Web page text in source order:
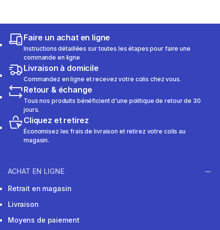
Faire un achat en ligne
Instructions détaillées sur toutes les étapes pour faire une
commande en ligne
Livraison à domicile
Commandez en ligne et recevez votre colis chez vous.
Retour & échange
Tous nos produits bénéficient d'une politique de retour de 30
jours.
Cliquez et retirez
Économisez les frais de livraison et retirez votre colis au
magasin.
ACHAT EN LIGNE
Retrait en magasin
Livraison
Moyens de paiement